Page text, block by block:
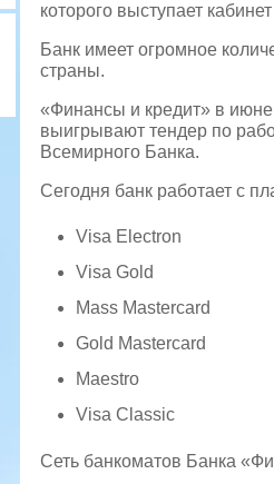
которого выступает
Банк имеет огромное
страны.
«Финансы и кредит» в
выигрывают тендер по
Всемирного Банка.
Сегодня банк работает с
Visa Electron
Visa Gold
Mass Mastercard
Gold Mastercard
Maestro
Visa Classic
Сеть банкоматов Банка